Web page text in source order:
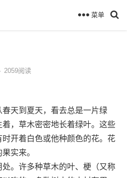
菜单
· 2059阅读
天到夏天，看去总是一片绿
，草木密密地长着绿叶。这些
开着白色或他种颜色的花。花
实来。
。许多种草木的叶、梗（又称